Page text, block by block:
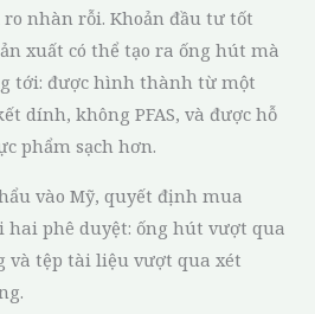
nhàn rỗi. Khoản đầu tư tốt
xuất có thể tạo ra ống hút mà
tới: được hình thành từ một
dính, không PFAS, và được hỗ
phẩm sạch hơn.
vào Mỹ, quyết định mua
phê duyệt: ống hút vượt qua
và tệp tài liệu vượt qua xét